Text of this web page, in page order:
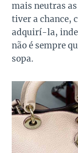
mais neutras
tiver a chance,
adquirí-la,
não é sempre
sopa.